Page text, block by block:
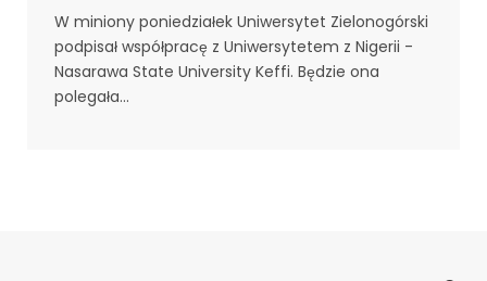
W miniony poniedziałek Uniwersytet Zielonogórski
podpisał współpracę z Uniwersytetem z Nigerii -
Nasarawa State University Keffi. Będzie ona
polegała...